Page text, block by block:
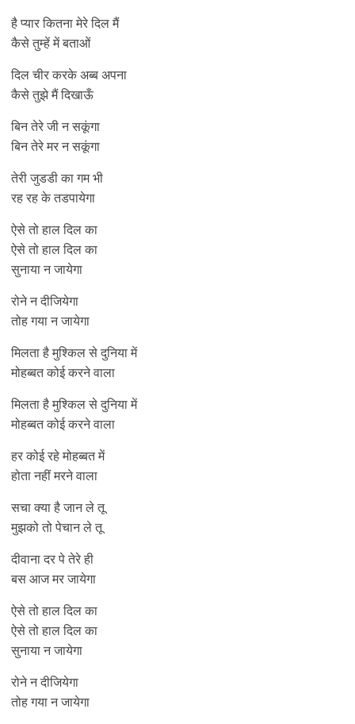
है प्यार कितना मेरे दिल मैं
कैसे तुम्हें में बताओं
दिल चीर करके अब्ब अपना
कैसे तुझे मैं दिखाऊँ
बिन तेरे जी न सकूंगा
बिन तेरे मर न सकूंगा
तेरी जुडडी का गम भी
रह रह के तडपायेगा
ऐसे तो हाल दिल का
ऐसे तो हाल दिल का
सुनाया न जायेगा
रोने न दीजियेगा
तोह गया न जायेगा
मिलता है मुश्किल से दुनिया में
मोहब्बत कोई करने वाला
मिलता है मुश्किल से दुनिया में
मोहब्बत कोई करने वाला
हर कोई रहे मोहब्बत में
होता नहीं मरने वाला
सचा क्या है जान ले तू
मुझको तो पेचान ले तू
दीवाना दर पे तेरे ही
बस आज मर जायेगा
ऐसे तो हाल दिल का
ऐसे तो हाल दिल का
सुनाया न जायेगा
रोने न दीजियेगा
तोह गया न जायेगा